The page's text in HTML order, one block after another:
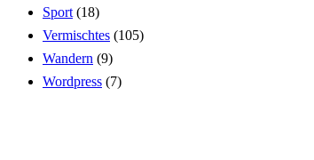
Sport (18)
Vermischtes (105)
Wandern (9)
Wordpress (7)